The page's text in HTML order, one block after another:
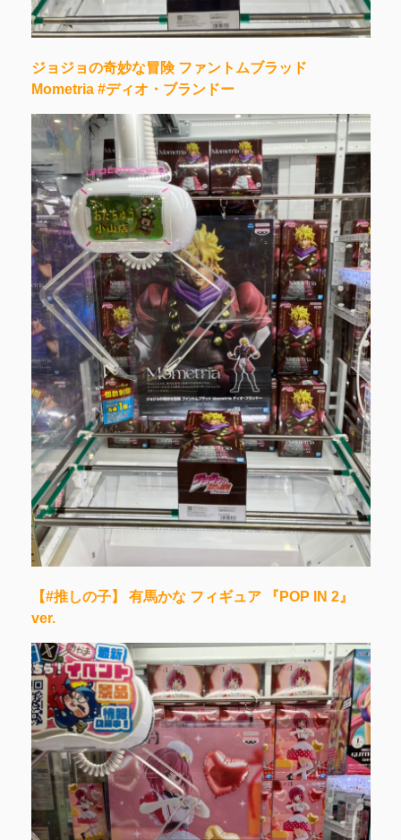
ジョジョの奇妙な冒険 ファントムブラッド
Mometria #ディオ・ブランドー
【#推しの子】 有馬かな フィギュア 『POP IN 2』
ver.